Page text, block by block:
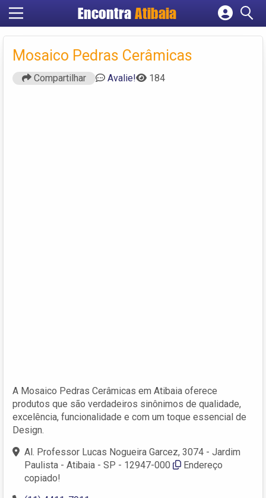
Encontra Atibaia
Cadastrar empresa
Criar conta
Mosaico Pedras Cerâmicas
Compartilhar Avalie! 184
A Mosaico Pedras Cerâmicas em Atibaia oferece
produtos que são verdadeiros sinônimos de qualidade,
excelência, funcionalidade e com um toque essencial de
Design.
Al. Professor Lucas Nogueira Garcez, 3074 - Jardim
Paulista - Atibaia - SP - 12947-000
Endereço
copiado!